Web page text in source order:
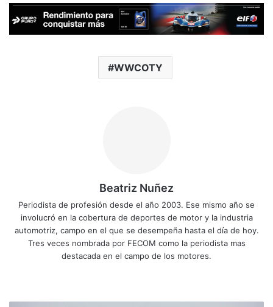
WWCOTY
Beatriz Nuñez
Periodista de profesión desde el año 2003. Ese mismo año se
involucró en la cobertura de deportes de motor y la industria
automotriz, campo en el que se desempeña hasta el día de hoy.
Tres veces nombrada por FECOM como la periodista mas
destacada en el campo de los motores.